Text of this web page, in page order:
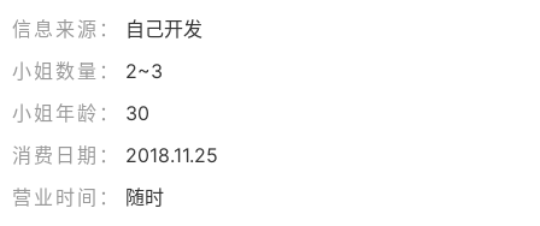
信息来源：
自己开发
小姐数量：
2~3
小姐年龄：
30
消费日期：
2018.11.25
营业时间：
随时